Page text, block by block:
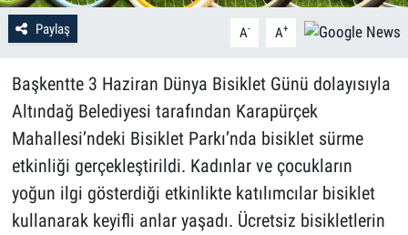
Paylaş A- A+
Başkentte 3 Haziran Dünya Bisiklet Günü dolayısıyla
Altındağ Belediyesi tarafından Karapürçek
Mahallesi’ndeki Bisiklet Parkı’nda bisiklet sürme
etkinliği gerçekleştirildi. Kadınlar ve çocukların
yoğun ilgi gösterdiği etkinlikte katılımcılar bisiklet
kullanarak keyifli anlar yaşadı. Ücretsiz bisikletlerin